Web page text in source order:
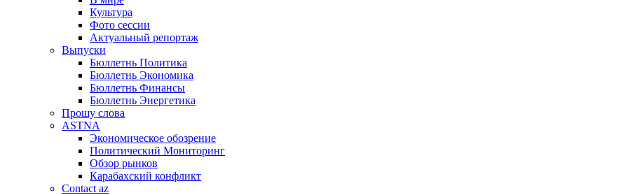
Культура
Фото сессии
Актуальный репортаж
Выпуски
Бюллетнь Политика
Бюллетнь Экономика
Бюллетнь Финансы
Бюллетнь Энергетика
Прошу слова
ASTNA
Экономическое обозрение
Политический Мониторинг
Обзор рынков
Карабахский конфликт
Contact az